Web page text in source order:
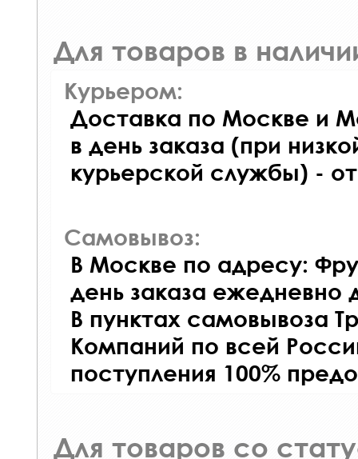
Для товаров в
Курьером:
Доставка по Москве и
в день заказа (при
курьерской службы) -
Самовывоз:
В Москве по адресу:
день заказа ежедневно
В пунктах самовывоза
Компаний по всей
поступления 100%
Для товаров со